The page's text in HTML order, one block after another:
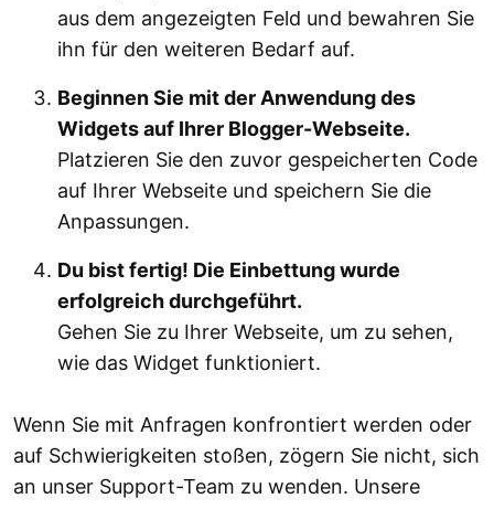
aus dem angezeigten Feld und bewahren Sie
ihn für den weiteren Bedarf auf.
Beginnen Sie mit der Anwendung des
Widgets auf Ihrer Blogger-Webseite.
Platzieren Sie den zuvor gespeicherten Code
auf Ihrer Webseite und speichern Sie die
Anpassungen.
Du bist fertig! Die Einbettung wurde
erfolgreich durchgeführt.
Gehen Sie zu Ihrer Webseite, um zu sehen,
wie das Widget funktioniert.
Wenn Sie mit Anfragen konfrontiert werden oder
auf Schwierigkeiten stoßen, zögern Sie nicht, sich
an unser Support-Team zu wenden. Unsere